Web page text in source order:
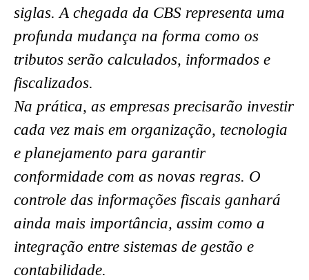
siglas. A chegada da CBS representa uma
profunda mudança na forma como os
tributos serão calculados, informados e
fiscalizados.
Na prática, as empresas precisarão investir
cada vez mais em organização, tecnologia
e planejamento para garantir
conformidade com as novas regras. O
controle das informações fiscais ganhará
ainda mais importância, assim como a
integração entre sistemas de gestão e
contabilidade.